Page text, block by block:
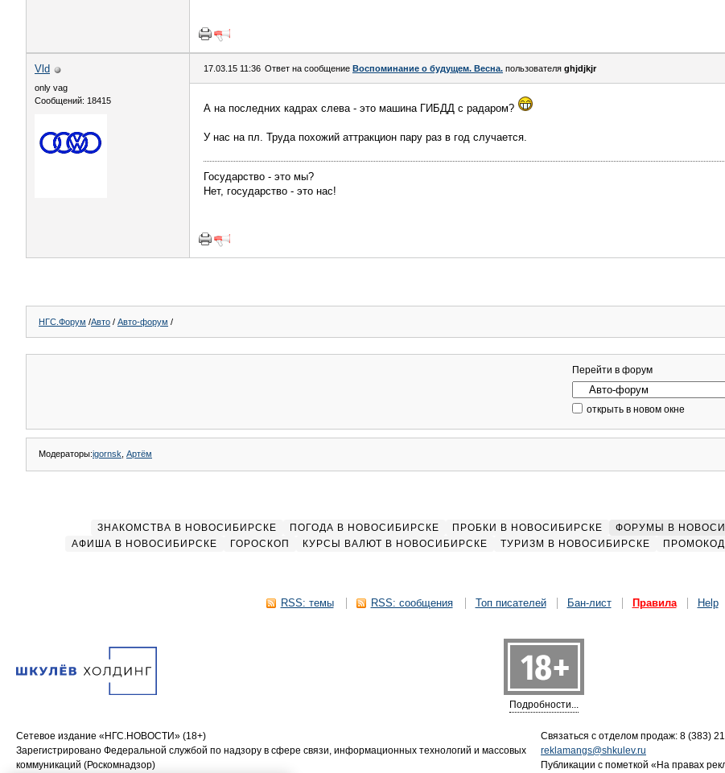
Vld
only vag
Сообщений: 18415
17.03.15 11:36 Ответ на сообщение Воспоминание о будущем. Весна. пользователя ghjdjkjr
А на последних кадрах слева - это машина ГИБДД с радаром?
У нас на пл. Труда похожий аттракцион пару раз в год случается.
Государство - это мы?
Нет, государство - это нас!
НГС.Форум /Авто / Авто-форум /
Перейти в форум
открыть в новом окне
Модераторы:igornsk Артём
ЗНАКОМСТВА В НОВОСИБИРСКЕ ПОГОДА В НОВОСИБИРСКЕ ПРОБКИ В НОВОСИБИРСКЕ ФОРУМЫ В
АФИША В НОВОСИБИРСКЕ
ГОРОСКОП КУРСЫ ВАЛЮТ В НОВОСИБИРСКЕ ТУРИЗМ В НОВОСИБИРСКЕ
RSS: темы RSS: сообщения Топ писателей Бан-лист Правила Help
Подробности...
Сетевое издание «НГС.НОВОСТИ» (18+)
Зарегистрировано Федеральной службой по надзору в сфере связи, информационных технологий и массовых
коммуникаций (Роскомнадзор)
Связаться с отделом продаж: 8 (383)
reklamangs@shkulev.ru
Публикации с пометкой «На правах